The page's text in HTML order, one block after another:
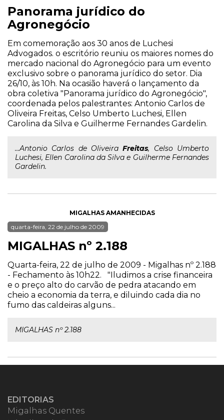
Panorama jurídico do
Agronegócio
Em comemoração aos 30 anos de Luchesi
Advogados. o escritório reuniu os maiores nomes do
mercado nacional do Agronegócio para um evento
exclusivo sobre o panorama jurídico do setor. Dia
26/10, às 10h. Na ocasião haverá o lançamento da
obra coletiva "Panorama jurídico do Agronegócio",
coordenada pelos palestrantes: Antonio Carlos de
Oliveira Freitas, Celso Umberto Luchesi, Ellen
Carolina da Silva e Guilherme Fernandes Gardelin.
...Antonio Carlos de OliveiraFreitas, Celso Umberto
Luchesi, Ellen Carolina da Silva e Guilherme Fernandes
Gardelin.
MIGALHAS AMANHECIDAS
quarta-feira, 22 de julho de 2009
MIGALHAS nº 2.188
Quarta-feira, 22 de julho de 2009 - Migalhas nº 2.188
- Fechamento às 10h22. "Iludimos a crise financeira
e o preço alto do carvão de pedra atacando em
cheio a economia da terra, e diluindo cada dia no
fumo das caldeiras alguns...
MIGALHAS nº 2.188
EDITORIAS
Migalhas Quentes